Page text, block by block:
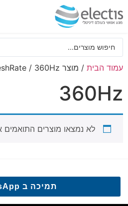
עמוד הבית / מוצר HighResRefreshRate / 360Hz
360Hz
לא נמצאו מוצרים
תמיכה ב WhatsApp